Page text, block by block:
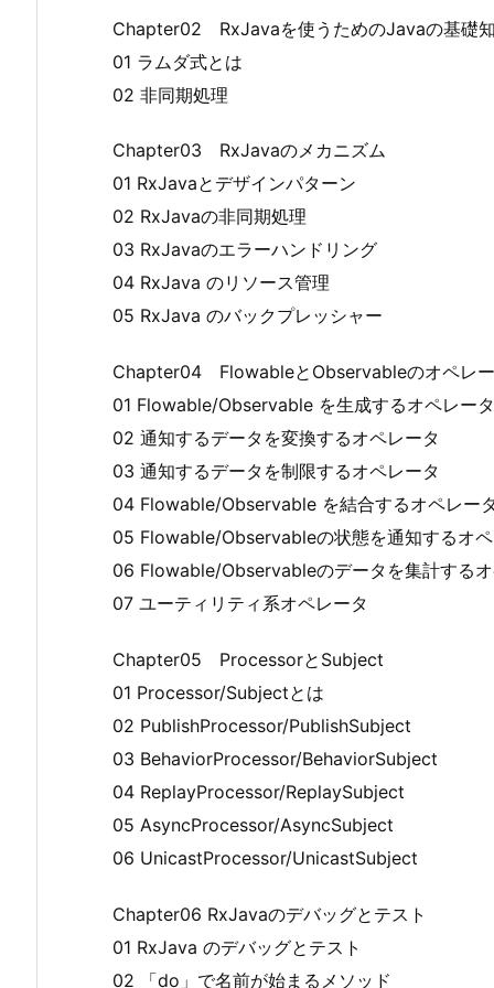
Chapter02 RxJavaを使うためのJavaの基礎
01 ラムダ式とは
02 非同期処理
Chapter03 RxJavaのメカニズム
01 RxJavaとデザインパターン
02 RxJavaの非同期処理
03 RxJavaのエラーハンドリング
04 RxJava のリソース管理
05 RxJava のバックプレッシャー
Chapter04 FlowableとObservableのオペレ
01 Flowable/Observable を生成するオペレータ
02 通知するデータを変換するオペレータ
03 通知するデータを制限するオペレータ
04 Flowable/Observable を結合するオペレー
05 Flowable/Observableの状態を通知するオ
06 Flowable/Observableのデータを集計する
07 ユーティリティ系オペレータ
Chapter05 ProcessorとSubject
01 Processor/Subjectとは
02 PublishProcessor/PublishSubject
03 BehaviorProcessor/BehaviorSubject
04 ReplayProcessor/ReplaySubject
05 AsyncProcessor/AsyncSubject
06 UnicastProcessor/UnicastSubject
Chapter06 RxJavaのデバッグとテスト
01 RxJava のデバッグとテスト
02 「do」で名前が始まるメソッド